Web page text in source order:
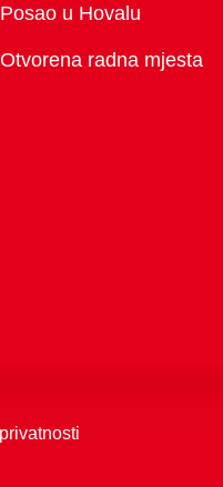
Pregled
Posao u Hovalu
Otvorena radna mjesta